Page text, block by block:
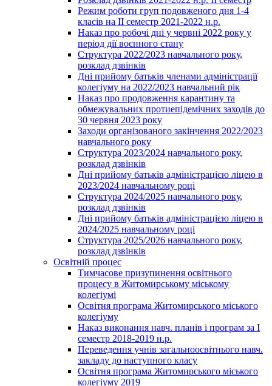
Режим роботи груп подовженого дня 1-4
класів на ІІ семестр 2021-2022 н.р.
Наказ про робочі дні у червні 2022 року у
період дії воєнного стану
Структура 2022/2023 навчального року,
розклад дзвінків
Дні прийому батьків членами адміністрації
колегіуму на 2022/2023 навчальний рік
Наказ про продовження карантину та
обмежувальних протиепідемічних заходів до
30 червня 2023 року
Заходи організованого закінчення 2022/2023
навчального року
Структура 2023/2024 навчального року,
розклад дзвінків
Дні прийому батьків адміністрацією ліцею в
2023/2024 навчальному році
Структура 2024/2025 навчального року,
розклад дзвінків
Дні прийому батьків адміністрацією ліцею в
2024/2025 навчальному році
Структура 2025/2026 навчального року,
розклад дзвінків
Освітній процес
Тимчасове призупинення освітнього
процесу в Житомирському міському
колегіумі
Освітня програма Житомирського міського
колегіуму
Наказ виконання навч. планів і програм за І
семестр 2018-2019 н.р.
Переведення учнів загальноосвітнього навч.
закладу до наступного класу
Освітня програма Житомирського міського
колегіуму 2019